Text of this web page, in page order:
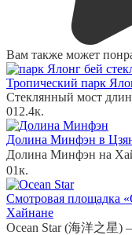
Вам также может
Тропический парк
Стеклянный мост
012.4к.
Долина Минфэн в
Долина Минфэн на
01к.
Смотровая площадка
Хайнане
Ocean Star (海洋之星)